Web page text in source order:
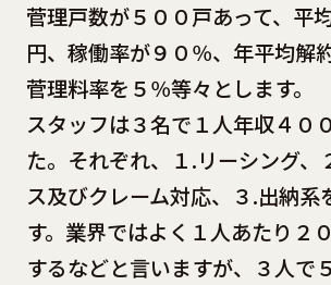
菅理戸数が５００戸あって、平
円、稼働率が９０％、年平均解
菅理料率を５％等々とします。
スタッフは３名で１人年収４０
た。それぞれ、１.リーシング、
ス及びクレーム対応、３.出納系
す。業界ではよく１人あたり２
するなどと言いますが、３人で